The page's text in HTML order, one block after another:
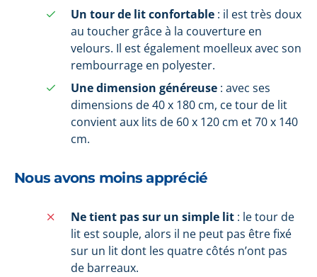
Un tour de lit confortable : il est très doux
au toucher grâce à la couverture en
velours. Il est également moelleux avec son
rembourrage en polyester.
Une dimension généreuse : avec ses
dimensions de 40 x 180 cm, ce tour de lit
convient aux lits de 60 x 120 cm et 70 x 140
cm.
Nous avons moins apprécié
Ne tient pas sur un simple lit : le tour de
lit est souple, alors il ne peut pas être fixé
sur un lit dont les quatre côtés n’ont pas
de barreaux.